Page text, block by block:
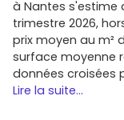
plus haut de
qualitatifs.
Stradim ,Carré de
Alsace,Topaze
implantés, avec
à Nantes s'estime
trimestre 2026,
prix moyen au m²
surface moyenne
données croisées
Lire la suite...